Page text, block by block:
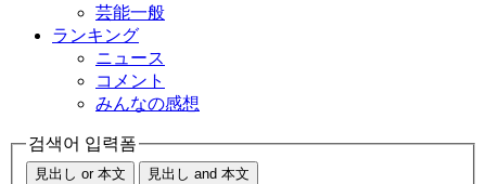
芸能一般
ランキング
ニュース
コメント
みんなの感想
검색어 입력폼
見出し or 本文 見出し and 本文